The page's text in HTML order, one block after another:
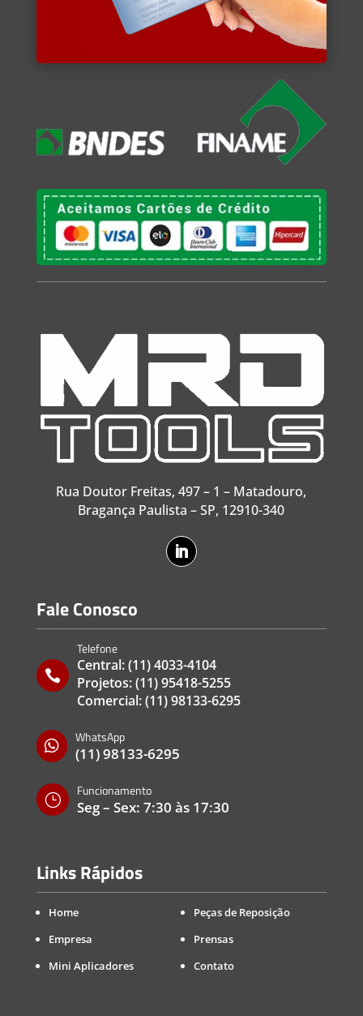
Rua Doutor Freitas, 497 – 1 – Matadouro,
Bragança Paulista – SP, 12910-340
Fale Conosco

Telefone
Central:(11) 4033-4104
Projetos:(11) 95418-5255
Comercial:(11) 98133-6295

WhatsApp
(11) 98133-6295
}
Funcionamento
Seg – Sex: 7:30 às 17:30
Links Rápidos
Home
Empresa
Mini Aplicadores
Peças de Reposição
Prensas
Contato